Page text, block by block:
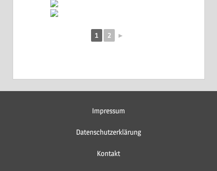
1 2 ►
Impressum
Datenschutzerklärung
Kontakt